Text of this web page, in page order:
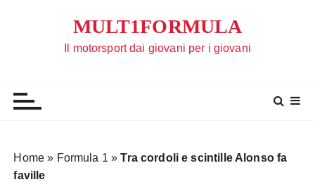
MULT1FORMULA
Il motorsport dai giovani per i giovani
Home » Formula 1 »Tra cordoli e scintille Alonso fa
faville